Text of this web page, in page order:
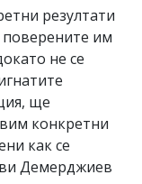
резултати
им
не се
ще
конкретни
как се
Демерджиев